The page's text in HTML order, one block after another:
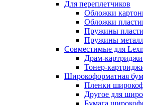
Для переплетчиков
Обложки
Обложки
Пружины
Пружины
Совместимые для
Драм-
Тонер-
Широкоформатная
Пленки
Другое для
Бумага